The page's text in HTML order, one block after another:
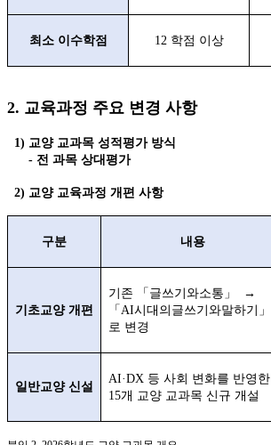
최소 이수학점 12 학점 이상
2. 교육과정 주요 변경 사항
1) 교양 교과목 성적평가 방식
- 전 과목 상대평가
2) 교양 교육과정 개편 사항
구분 내용
기초교양 개편
기존 「 글쓰기와소통 」 →
「 AI시대의글쓰기와말하기
」
로 변경
일반교양 신설
AI·DX 등 사회 변화를 반영한
15개 교양 교과목 신규 개설